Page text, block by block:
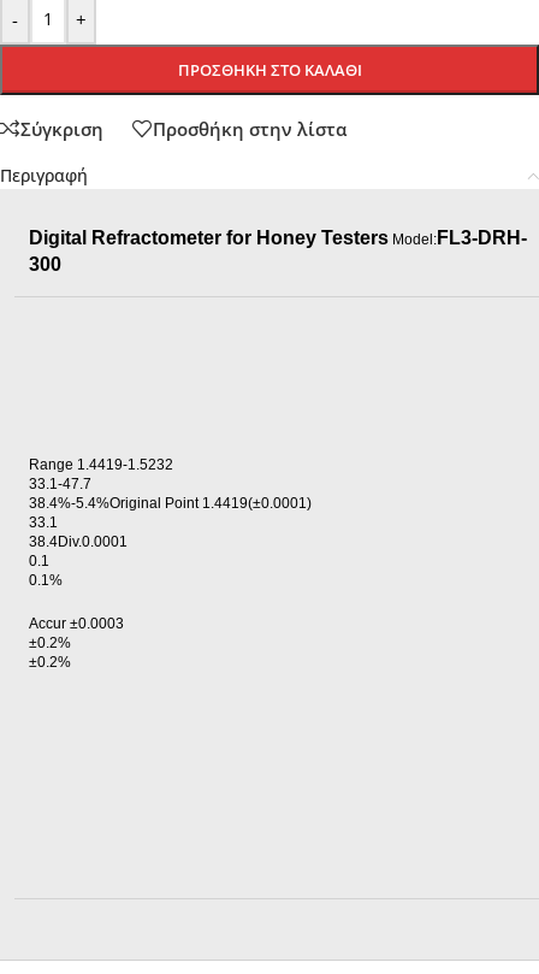
- +
ΠΡΟΣΘΉΚΗ ΣΤΟ ΚΑΛΆΘΙ
Σύγκριση Προσθήκη στην λίστα
Περιγραφή
Digital Refractometer for Honey Testers Model: FL3-DRH-
300
Range 1.4419-1.5232
33.1-47.7
38.4%-5.4%Original Point 1.4419(±0.0001)
33.1
38.4Div.0.0001
0.1
0.1%
Accur ±0.0003
±0.2%
±0.2%